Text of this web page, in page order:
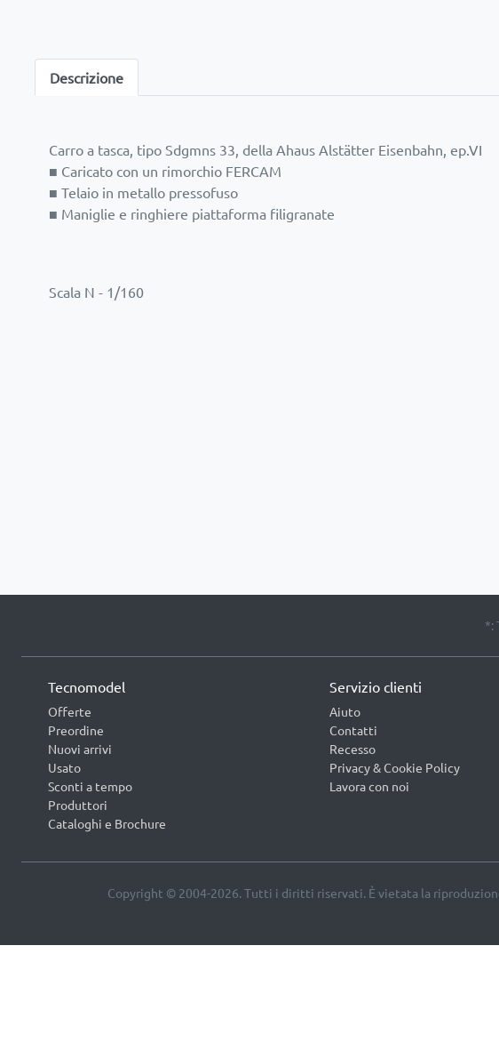
Descrizione
Carro a tasca, tipo Sdgmns 33, della Ahaus Alstätter Eisenbahn, ep.VI
■ Caricato con un rimorchio FERCAM
■ Telaio in metallo pressofuso
■ Maniglie e ringhiere piattaforma filigranate
Scala N - 1/160
*:
Tecnomodel
Offerte
Preordine
Nuovi arrivi
Usato
Sconti a tempo
Produttori
Cataloghi e Brochure
Servizio clienti
Aiuto
Contatti
Recesso
Privacy & Cookie Policy
Lavora con noi
Copyright © 2004-2026. Tutti i diritti riservati. È vietata la